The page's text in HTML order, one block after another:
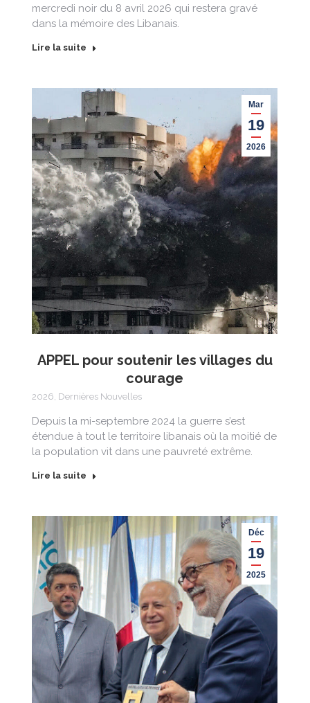
mercredi noir du 8 avril 2026 qui restera gravé
dans la mémoire des Libanais.
Lire la suite
Mar
19
2026
APPEL pour soutenir les villages du
courage
2026, Dernières Nouvelles
Depuis la mi-septembre 2024 la guerre s’est
étendue à tout le territoire libanais où la moitié de
la population vit dans une pauvreté extrême.
Lire la suite
Déc
19
2025